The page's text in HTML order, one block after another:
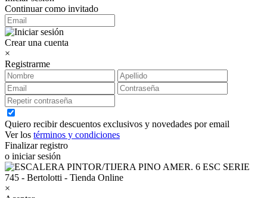
Continuar como invitado
Crear una cuenta
×
Registrarme
Quiero recibir descuentos exclusivos y novedades por email
Ver los términos y condiciones
Finalizar registro
o iniciar sesión
×